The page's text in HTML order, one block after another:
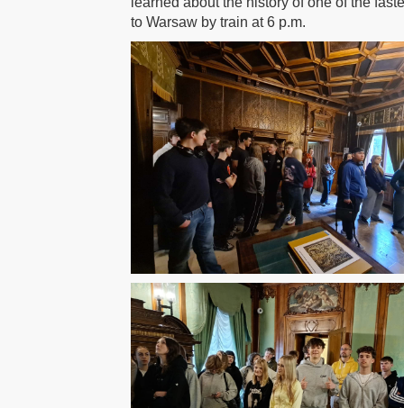
to Warsaw by train at 6 p.m.